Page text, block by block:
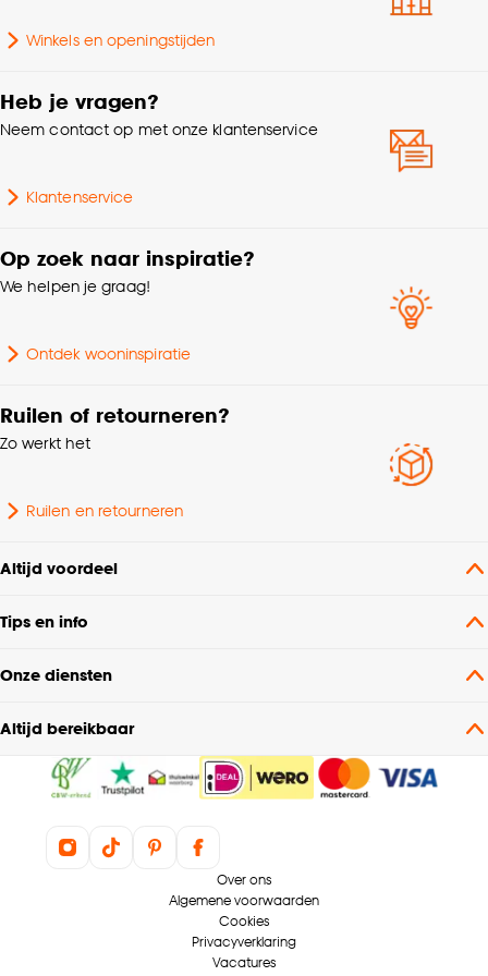
kan aanpassen, bekijk hiervoor onze
cookieverklaring.
Aantal lichtbronnen
Geschikt voor ruimte
Interieurstijl
Hoogte
Winkels en openingstijden
Heb je vragen?
Neem contact op met onze klantenservice
Klantenservice
Op zoek naar inspiratie?
We helpen je graag!
Ontdek wooninspiratie
Ruilen of retourneren?
Zo werkt het
Ruilen en retourneren
Altijd voordeel
Tips en info
Onze diensten
Altijd bereikbaar
Over ons
Algemene voorwaarden
Cookies
Privacyverklaring
Vacatures